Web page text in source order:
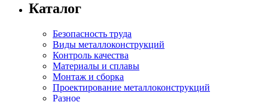
Каталог
Безопасность труда
Виды металлоконструкций
Контроль качества
Материалы и сплавы
Монтаж и сборка
Проектирование металлоконструкций
Разное